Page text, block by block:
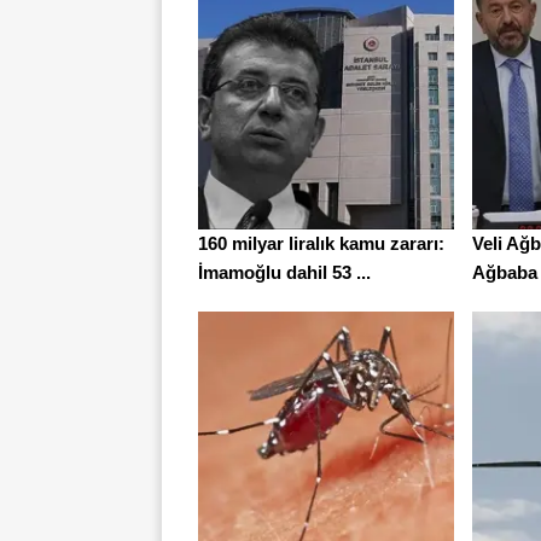
160 milyar liralık kamu zararı:
İmamoğlu dahil 53 ...
Veli
Ağbaba